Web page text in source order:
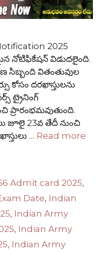
2025
నోటిఫికేషన్ విడుదలైంది.
సిబ్బంది వితంతువుల
కోసం దరఖాస్తులను
ట్రైనింగ్
ప్రారంభమవుతుంది.
జూలై 23వ తేదీ నుంచి
… Read more
Admit card 2025,
Date, Indian
, Indian Army
, Indian Army
, Indian Army